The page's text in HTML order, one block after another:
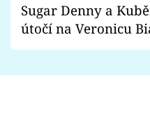
Sugar Denny a
útočí na Veronicu
Proč je podle nich